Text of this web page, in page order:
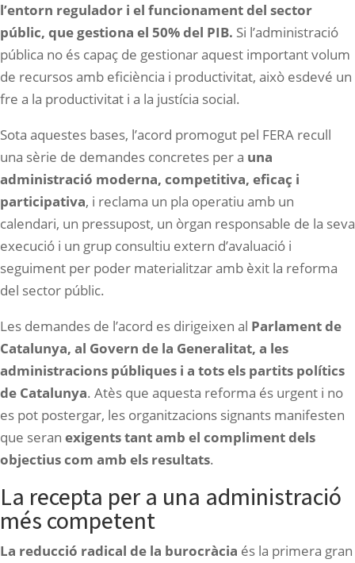
l’entorn regulador i el funcionament del sector
públic, que gestiona el 50% del PIB. Si l’administració
pública no és capaç de gestionar aquest important volum
de recursos amb eficiència i productivitat, això esdevé un
fre a la productivitat i a la justícia social.
Sota aquestes bases, l’acord promogut pel FERA recull
una sèrie de demandes concretes per a una
administració moderna, competitiva, eficaç i
participativa, i reclama un pla operatiu amb un
calendari, un pressupost, un òrgan responsable de la seva
execució i un grup consultiu extern d’avaluació i
seguiment per poder materialitzar amb èxit la reforma
del sector públic.
Les demandes de l’acord es dirigeixen al Parlament de
Catalunya, al Govern de la Generalitat, a les
administracions públiques i a tots els partits polítics
de Catalunya. Atès que aquesta reforma és urgent i no
es pot postergar, les organitzacions signants manifesten
que seran exigents tant amb el compliment dels
objectius com amb els resultats.
La recepta per a una administració
més competent
La reducció radical de la burocràcia és la primera gran